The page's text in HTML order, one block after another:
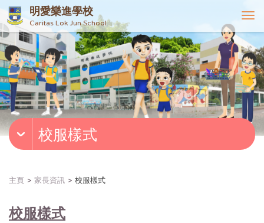
明愛樂進學校
Caritas Lok Jun School
T
o
g
g
l
e
n
v
g
校服樣式
主頁 家長資訊 校服樣式
校服樣式